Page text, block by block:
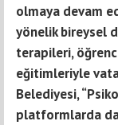
olmaya devam
yönelik bireysel
terapileri,
eğitimleriyle
Belediyesi,
platformlarda da